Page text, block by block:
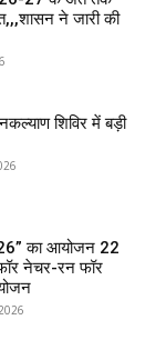
ने जारी की
शिविर में बड़ी
का आयोजन 22
नेचर-रन फॉर